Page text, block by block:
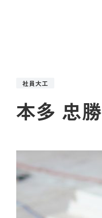
社員大工
本多 忠勝